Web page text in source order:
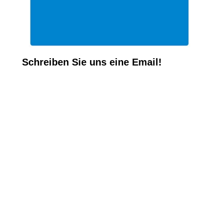
Schreiben Sie uns eine Email!